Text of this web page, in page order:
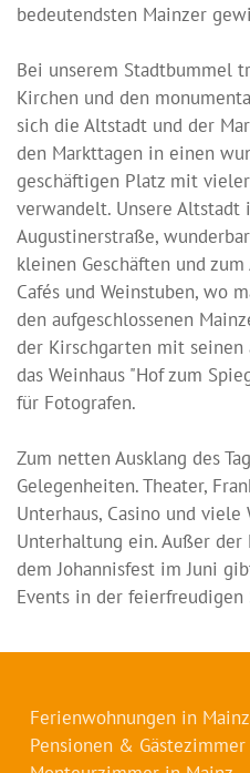
bedeutendsten Mainzer
Bei unserem Stadtbummel
Kirchen und den
sich die Altstadt und der
den Markttagen in einen
geschäftigen Platz mit
verwandelt. Unsere
Augustinerstraße,
kleinen Geschäften und
Cafés und Weinstuben, wo
den aufgeschlossenen
der Kirschgarten mit seinen
das Weinhaus "Hof zum
für Fotografen.
Zum netten Ausklang des
Gelegenheiten. Theater,
Unterhaus, Casino und
Unterhaltung ein. Außer der
dem Johannisfest im Juni
Events in der feierfreudigen
Ferienwohnungen in Mainz
Pensionen &